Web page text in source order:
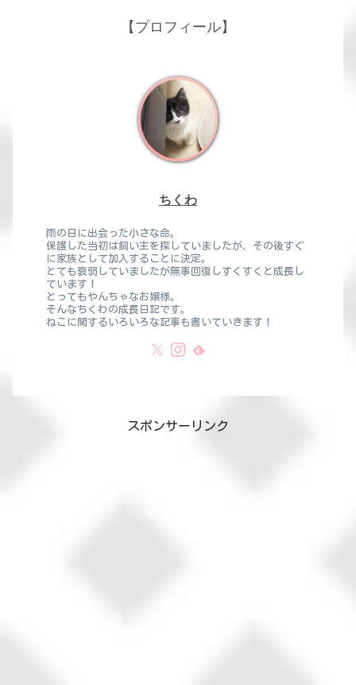
【プロフィール】
ちくわ
雨の日に出会った小さな命。
保護した当初は飼い主を探していましたが、その後すぐ
に家族として加入することに決定。
とても衰弱していましたが無事回復しすくすくと成長し
ています！
とってもやんちゃなお嬢様。
そんなちくわの成長日記です。
ねこに関するいろいろな記事も書いていきます！
スポンサーリンク